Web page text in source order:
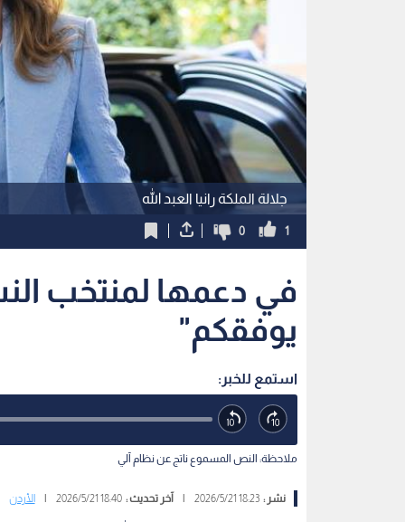
جلالة الملكة رانيا العبد الله
1
0
في دعمها لمنتخب
يوفقكم"
استمع للخبر:
ملاحظة: النص المسموع ناتج عن نظام آلي
نشر :18:23 2026/5/21
| آخر تحديث :18:40 2026/5/21
| الأردن